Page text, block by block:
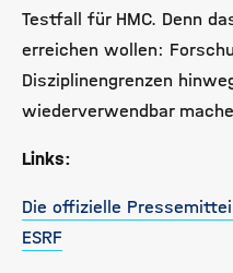
Testfall für HMC. Denn
erreichen wollen:
Disziplinengrenzen
wiederverwendbar
Links:
Die offizielle
ESRF